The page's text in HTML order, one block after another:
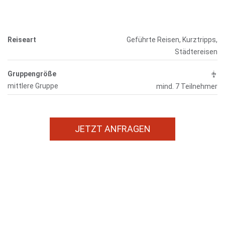
Reiseart
Geführte Reisen, Kurztripps,
Städtereisen
Gruppengröße
mittlere Gruppe
mind. 7 Teilnehmer
JETZT ANFRAGEN